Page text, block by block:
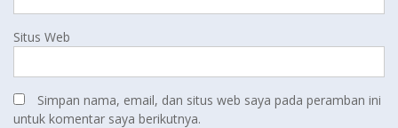
Situs Web
Simpan nama, email, dan situs web saya pada peramban ini
untuk komentar saya berikutnya.